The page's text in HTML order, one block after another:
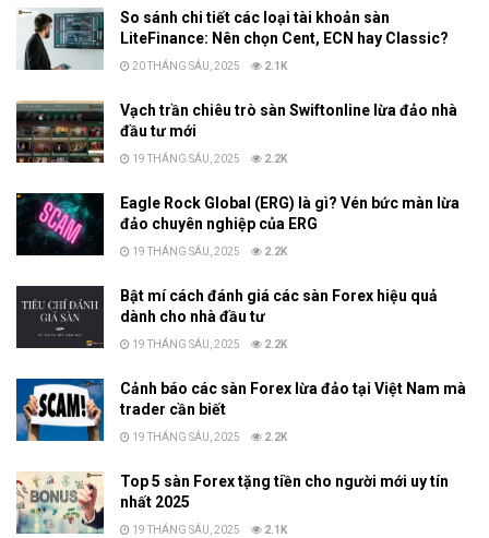
So sánh chi tiết các loại tài khoản sàn
LiteFinance: Nên chọn Cent, ECN hay Classic?
20 THÁNG SÁU, 2025 2.1K
Vạch trần chiêu trò sàn Swiftonline lừa đảo nhà
đầu tư mới
19 THÁNG SÁU, 2025 2.2K
Eagle Rock Global (ERG) là gì? Vén bức màn lừa
đảo chuyên nghiệp của ERG
19 THÁNG SÁU, 2025 2.2K
Bật mí cách đánh giá các sàn Forex hiệu quả
dành cho nhà đầu tư
19 THÁNG SÁU, 2025 2.2K
Cảnh báo các sàn Forex lừa đảo tại Việt Nam mà
trader cần biết
19 THÁNG SÁU, 2025 2.2K
Top 5 sàn Forex tặng tiền cho người mới uy tín
nhất 2025
19 THÁNG SÁU, 2025 2.1K